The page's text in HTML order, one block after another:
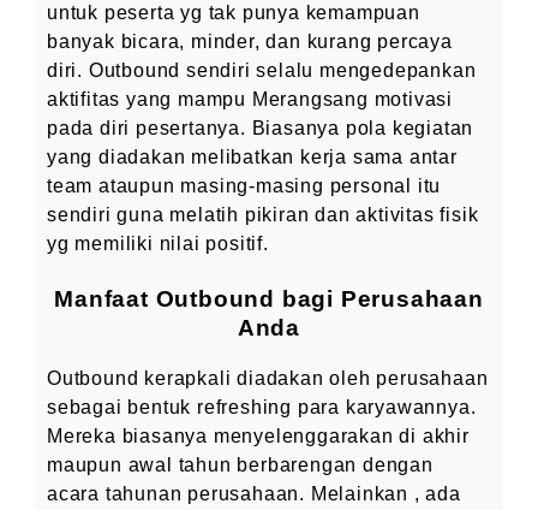
untuk peserta yg tak punya kemampuan
banyak bicara, minder, dan kurang percaya
diri. Outbound sendiri selalu mengedepankan
aktifitas yang mampu Merangsang motivasi
pada diri pesertanya. Biasanya pola kegiatan
yang diadakan melibatkan kerja sama antar
team ataupun masing-masing personal itu
sendiri guna melatih pikiran dan aktivitas fisik
yg memiliki nilai positif.
Manfaat Outbound bagi Perusahaan
Anda
Outbound kerapkali diadakan oleh perusahaan
sebagai bentuk refreshing para karyawannya.
Mereka biasanya menyelenggarakan di akhir
maupun awal tahun berbarengan dengan
acara tahunan perusahaan. Melainkan , ada